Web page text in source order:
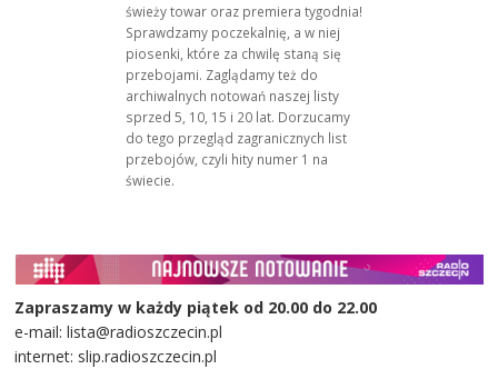
świeży towar oraz premiera tygodnia!
Sprawdzamy poczekalnię, a w niej
piosenki, które za chwilę staną się
przebojami. Zaglądamy też do
archiwalnych notowań naszej listy
sprzed 5, 10, 15 i 20 lat. Dorzucamy
do tego przegląd zagranicznych list
przebojów, czyli hity numer 1 na
świecie.
Zapraszamy w każdy piątek od 20.00 do 22.00
e-mail: lista@radioszczecin.pl
internet: slip.radioszczecin.pl